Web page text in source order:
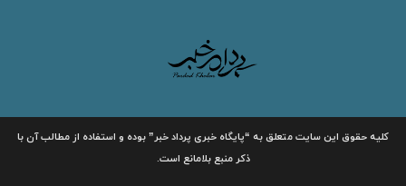
کلیه حقوق این سایت متعلق به“پایگاه خبریپرداد خبر”بوده و استفاده از مطالب آن با
ذکر منبع بلامانع است.